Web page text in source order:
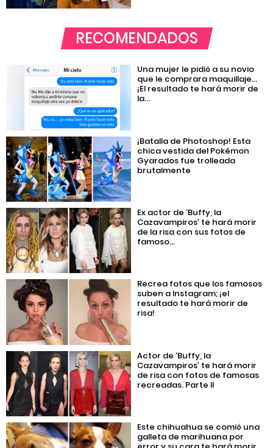
RECOMENDADOS
Una mujer le pidió a su novio
que le comprara maquillaje…
¡El resultado te hará morir de
la...
¡Batalla de Photoshop! Esta
chica vestida del Pokémon
Gyarados fue trolleada
brutalmente
Ex actor de ‘Buffy, la
Cazavampiros’ te hará morir
de la risa con sus fotos de
famoso...
Recrea fotos que los famosos
suben a Instagram; ¡el
resultado te hará morir de
risa!
Actor de ‘Buffy, la
Cazavampiros’ te hará morir
de risa con fotos de famosas
recreadas. Parte II
Este chihuahua se comió una
galleta de marihuana por